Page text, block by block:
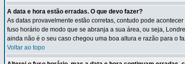
A data e hora estão erradas. O que devo fazer?
As datas provavelmente estão corretas, contudo pode
fuso horário de modo que se abranja a sua área, ou seja,
ainda não é o seu caso chegou uma boa altura e razão para o
Voltar ao topo